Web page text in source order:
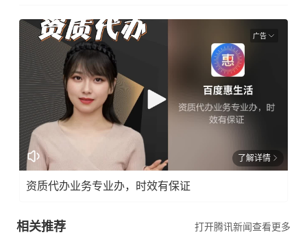
广告
了解详情
资质代办业务专业办，时效有保证
相关推荐 打开腾讯新闻查看更多